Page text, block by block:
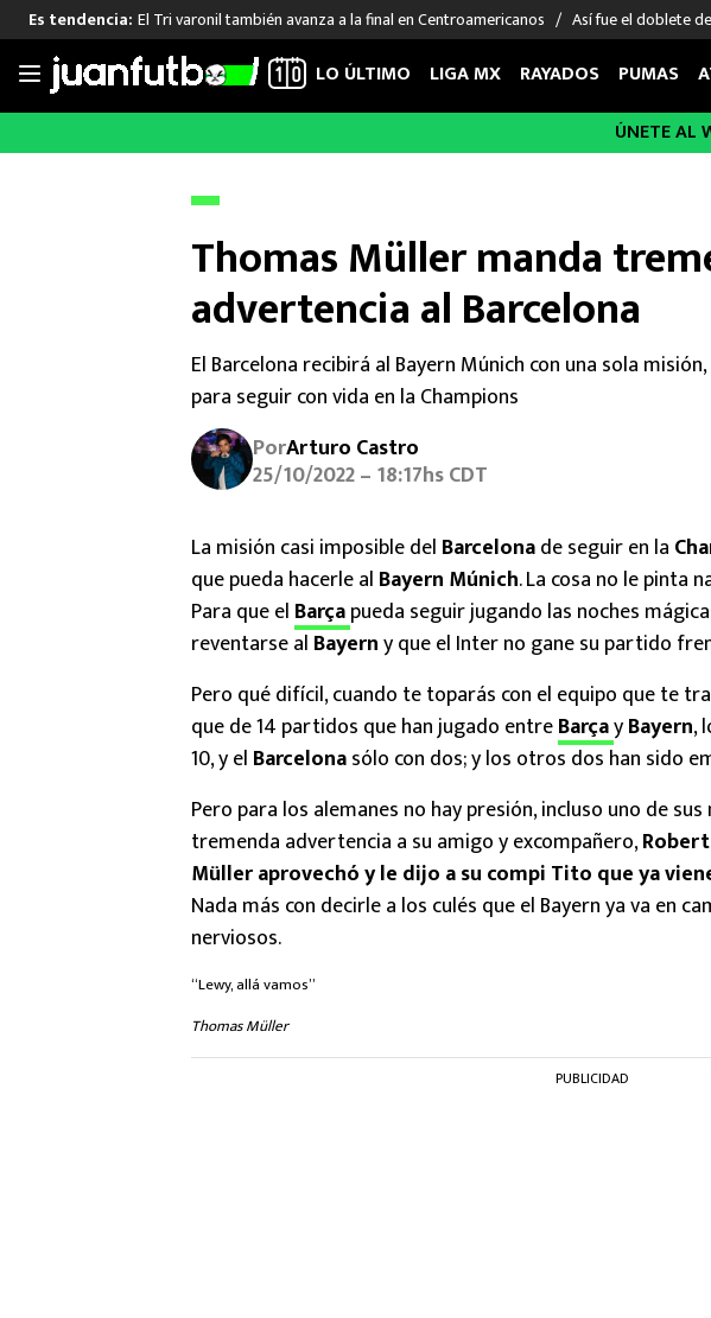
Saltar
Es tendencia: El Tri varonil también avanza a la final en Centroamericanos Así fue el doblete
LIGA MX
Chivas de Guadalajara
Liga MX Femenil
FUT INTERNACIONAL
Champions League
Europa League
Real Madrid
Barcelona
MEXICANOS EN EL
Memo Ochoa
Chino Huerta
Edson Álvarez
Santiago Giménez
Rodrigo Huescas
LO ÚLTIMO LIGA MX RAYADOS PUMAS
ÚNETE AL
Thomas Müller manda
advertencia al Barcelona
El Barcelona recibirá al Bayern Múnich con una sola
para seguir con vida en la Champions
PorArturo Castro
25/10/2022 – 18:17hs CDT
La misión casi imposible del Barcelonade seguir en la
que pueda hacerle al Bayern Múnich. La cosa no le pinta
Para que el Barçapueda seguir jugando las noches
reventarse al Bayerny que el Inter no gane su partido
Pero qué difícil, cuando te toparás con el equipo que te
que de 14 partidos que han jugado entreBarçayBayern,
10, y el Barcelonasólo con dos; y los otros dos han sido
Pero para los alemanes no hay presión, incluso uno de
tremenda advertencia a su amigo y excompañero,
Müller aprovechó y le dijo a su compi Tito que ya
Nada más con decirle a los culés que el Bayern ya va en
nerviosos.
“Lewy, allá vamos”
Thomas Müller
PUBLICIDAD